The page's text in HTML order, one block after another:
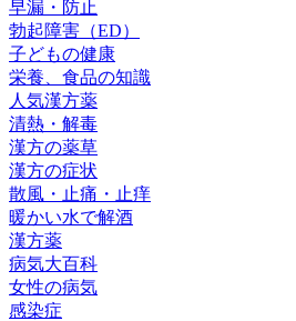
早漏・防止
勃起障害（ED）
子どもの健康
栄養、食品の知識
人気漢方薬
清熱・解毒
漢方の薬草
漢方の症状
散風・止痛・止痒
暖かい水で解酒
漢方薬
病気大百科
女性の病気
感染症